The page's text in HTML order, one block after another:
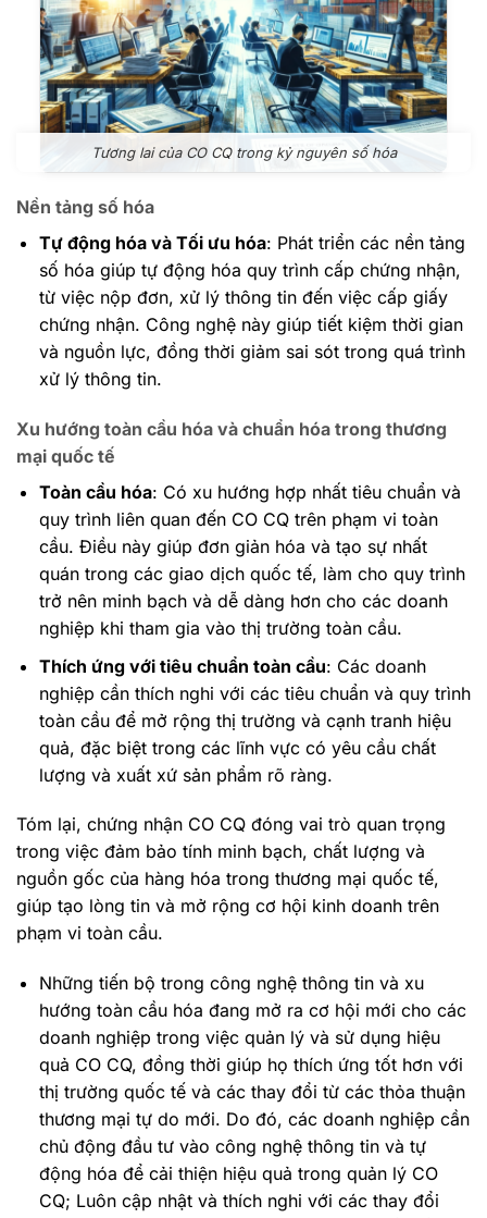
Tương lai của CO CQ trong kỷ nguyên số hóa
Nền tảng số hóa
Tự động hóa và Tối ưu hóa: Phát triển các nền tảng
số hóa giúp tự động hóa quy trình cấp chứng nhận,
từ việc nộp đơn, xử lý thông tin đến việc cấp giấy
chứng nhận. Công nghệ này giúp tiết kiệm thời gian
và nguồn lực, đồng thời giảm sai sót trong quá trình
xử lý thông tin.
Xu hướng toàn cầu hóa và chuẩn hóa trong thương
mại quốc tế
Toàn cầu hóa: Có xu hướng hợp nhất tiêu chuẩn và
quy trình liên quan đến CO CQ trên phạm vi toàn
cầu. Điều này giúp đơn giản hóa và tạo sự nhất
quán trong các giao dịch quốc tế, làm cho quy trình
trở nên minh bạch và dễ dàng hơn cho các doanh
nghiệp khi tham gia vào thị trường toàn cầu.
Thích ứng với tiêu chuẩn toàn cầu: Các doanh
nghiệp cần thích nghi với các tiêu chuẩn và quy trình
toàn cầu để mở rộng thị trường và cạnh tranh hiệu
quả, đặc biệt trong các lĩnh vực có yêu cầu chất
lượng và xuất xứ sản phẩm rõ ràng.
Tóm lại, chứng nhận CO CQ đóng vai trò quan trọng
trong việc đảm bảo tính minh bạch, chất lượng và
nguồn gốc của hàng hóa trong thương mại quốc tế,
giúp tạo lòng tin và mở rộng cơ hội kinh doanh trên
phạm vi toàn cầu.
Những tiến bộ trong công nghệ thông tin và xu
hướng toàn cầu hóa đang mở ra cơ hội mới cho các
doanh nghiệp trong việc quản lý và sử dụng hiệu
quả CO CQ, đồng thời giúp họ thích ứng tốt hơn với
thị trường quốc tế và các thay đổi từ các thỏa thuận
thương mại tự do mới. Do đó, các doanh nghiệp cần
chủ động đầu tư vào công nghệ thông tin và tự
động hóa để cải thiện hiệu quả trong quản lý CO
CQ; Luôn cập nhật và thích nghi với các thay đổi